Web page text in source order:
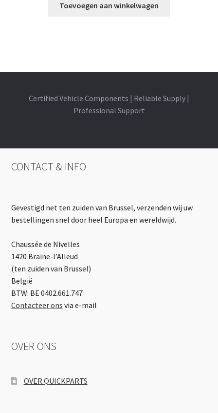
Toevoegen aan winkelwagen
Certified Vehicle Components | Reliable Supply |
Professional Support
CONTACT & INFO
Gevestigd net ten zuiden van Brussel, verzenden wij uw
bestellingen snel door heel Europa en wereldwijd.
Chaussée de Nivelles
1420 Braine-l’Alleud
(ten zuiden van Brussel)
België
BTW: BE 0402.661.747
Contacteer ons via e-mail
OVER ONS
OVER QUICKPARTS